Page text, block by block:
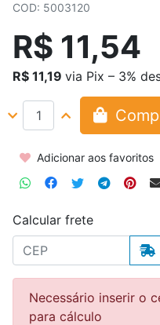
COD: 5003120
R$ 11,54
R$ 11,19 via Pix – 3%
Adicionar aos favoritos
Calcular frete
Necessário inserir o
para cálculo